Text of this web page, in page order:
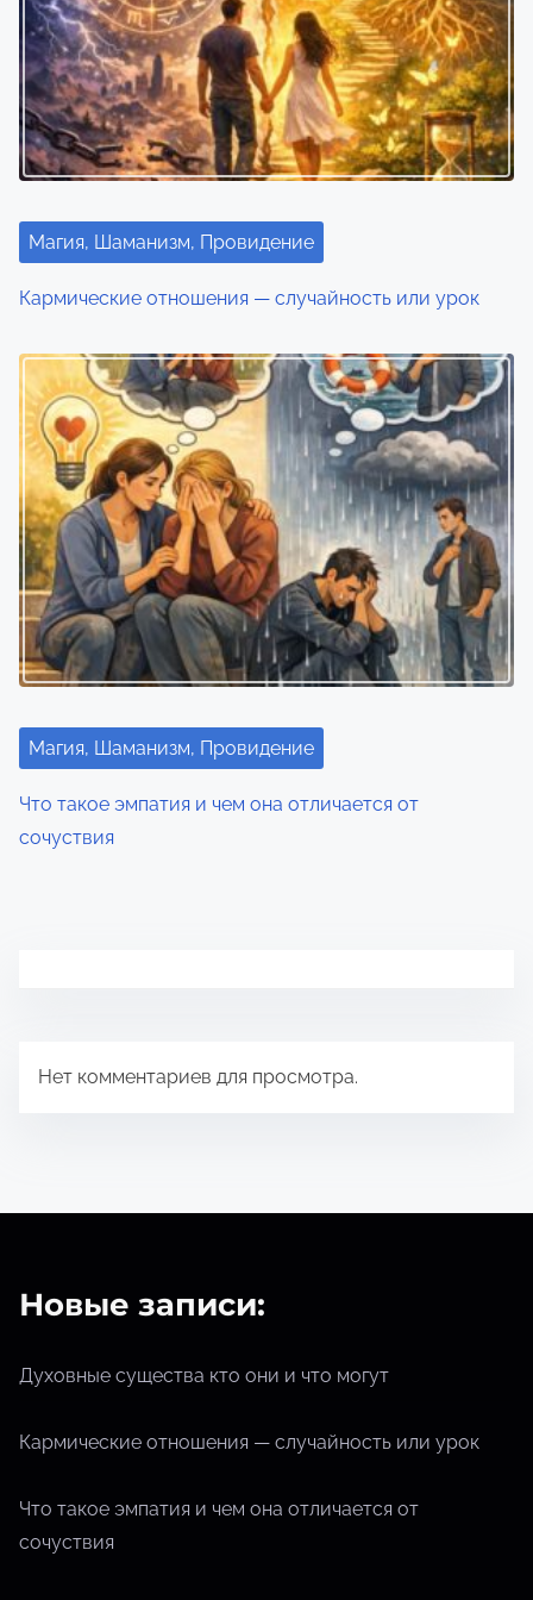
Магия, Шаманизм, Провидение
Кармические отношения — случайность или урок
Магия, Шаманизм, Провидение
Что такое эмпатия и чем она отличается от
сочуствия
Нет комментариев для просмотра.
Новые записи:
Духовные существа кто они и что могут
Кармические отношения — случайность или урок
Что такое эмпатия и чем она отличается от
сочуствия